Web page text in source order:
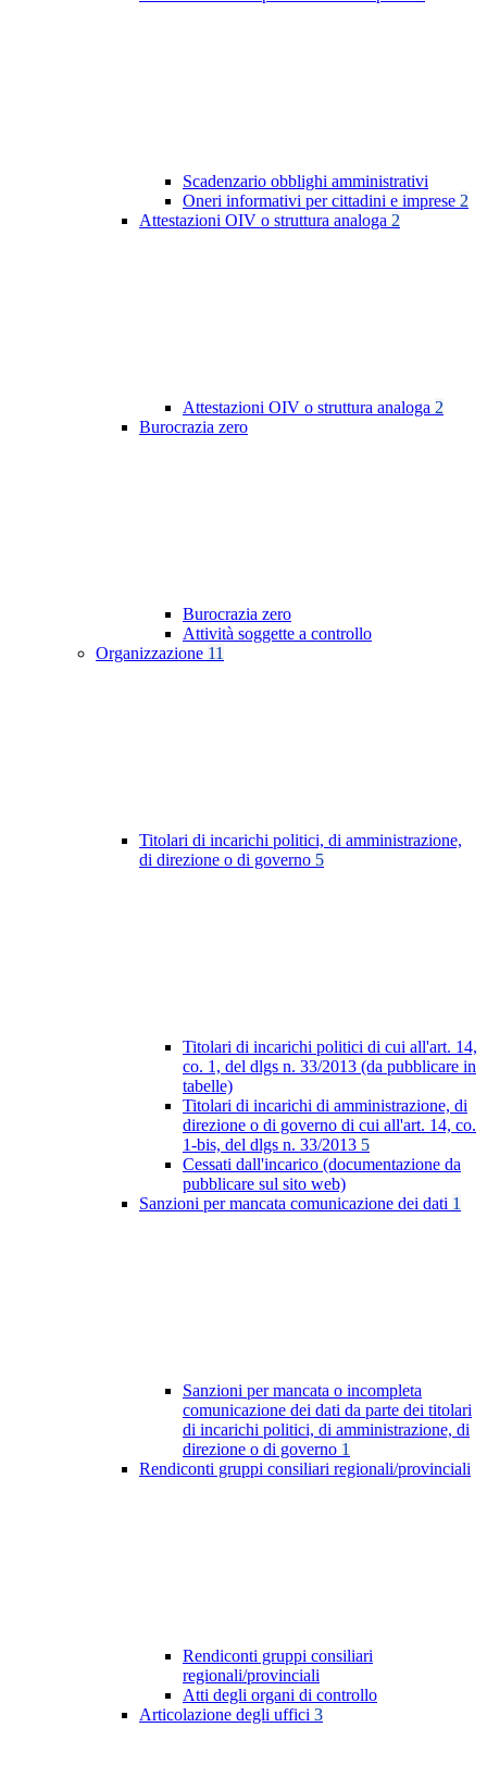
Scadenzario obblighi amministrativi
Oneri informativi per cittadini e imprese 2
Attestazioni OIV o struttura analoga 2
Attestazioni OIV o struttura analoga 2
Burocrazia zero
Burocrazia zero
Attività soggette a controllo
Organizzazione 11
Titolari di incarichi politici, di amministrazione,
di direzione o di governo 5
Titolari di incarichi politici di cui all'art. 14,
co. 1, del dlgs n. 33/2013 (da pubblicare in
tabelle)
Titolari di incarichi di amministrazione, di
direzione o di governo di cui all'art. 14, co.
1-bis, del dlgs n. 33/2013 5
Cessati dall'incarico (documentazione da
pubblicare sul sito web)
Sanzioni per mancata comunicazione dei dati 1
Sanzioni per mancata o incompleta
comunicazione dei dati da parte dei titolari
di incarichi politici, di amministrazione, di
direzione o di governo 1
Rendiconti gruppi consiliari regionali/provinciali
Rendiconti gruppi consiliari
regionali/provinciali
Atti degli organi di controllo
Articolazione degli uffici 3